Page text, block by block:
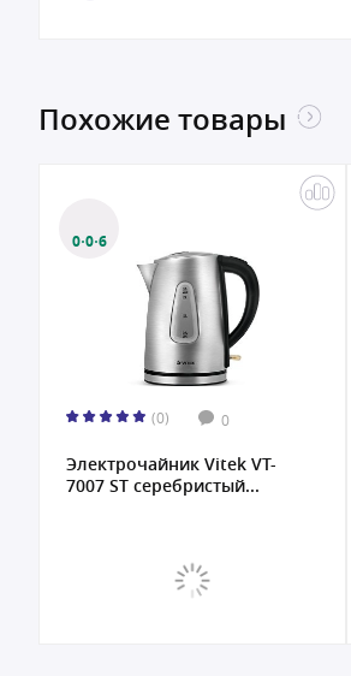
Похожие товары
0·0·6
(0) 0
Электрочайник Vitek VT-
7007 ST серебристый...